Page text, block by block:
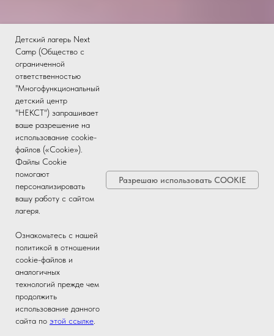
Детский лагерь Next
Camp (Общество с
ограниченной
ответственностью
"Многофункциональный
детский центр
"НЕКСТ") запрашивает
ваше разрешение на
использование cookie-
файлов («Cookie»).
Файлы Cookie
помогают
персонализировать
вашу работу с сайтом
лагеря.
Ознакомьтесь с нашей
политикой в отношении
cookie-файлов и
аналогичных
технологий прежде чем
продолжить
использование данного
сайта по этой ссылке
Разрешаю использовать COOKIE